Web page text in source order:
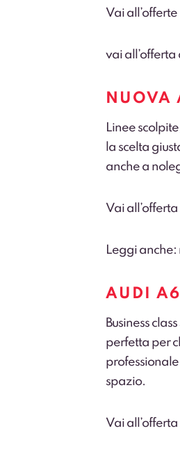
Vai
vai
NUOVA
Linee
la scelta
anche a
Vai
Leggi anche:
AUDI A6
Business
perfetta per
spazio.
Vai